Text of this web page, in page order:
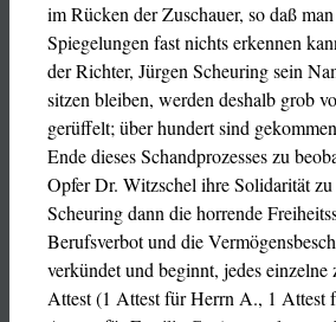
im Rücken der Zuschauer, so daß
Spiegelungen fast nichts erkennen
der Richter, Jürgen Scheuring sein
sitzen bleiben, werden deshalb grob
gerüffelt; über hundert sind
Ende dieses Schandprozesses zu
Opfer Dr. Witzschel ihre Solidarität
Scheuring dann die horrende
Berufsverbot und die
verkündet und beginnt, jedes einzelne
Attest (1 Attest für Herrn A., 1 Attest